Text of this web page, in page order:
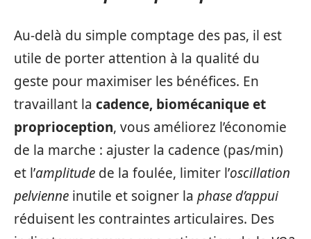
Au‑delà du simple comptage des pas, il est
utile de porter attention à la qualité du
geste pour maximiser les bénéfices. En
travaillant la cadence, biomécanique et
proprioception, vous améliorez l’économie
de la marche : ajuster la cadence (pas/min)
et l’amplitude de la foulée, limiter l’oscillation
pelvienne inutile et soigner la phase d’appui
réduisent les contraintes articulaires. Des